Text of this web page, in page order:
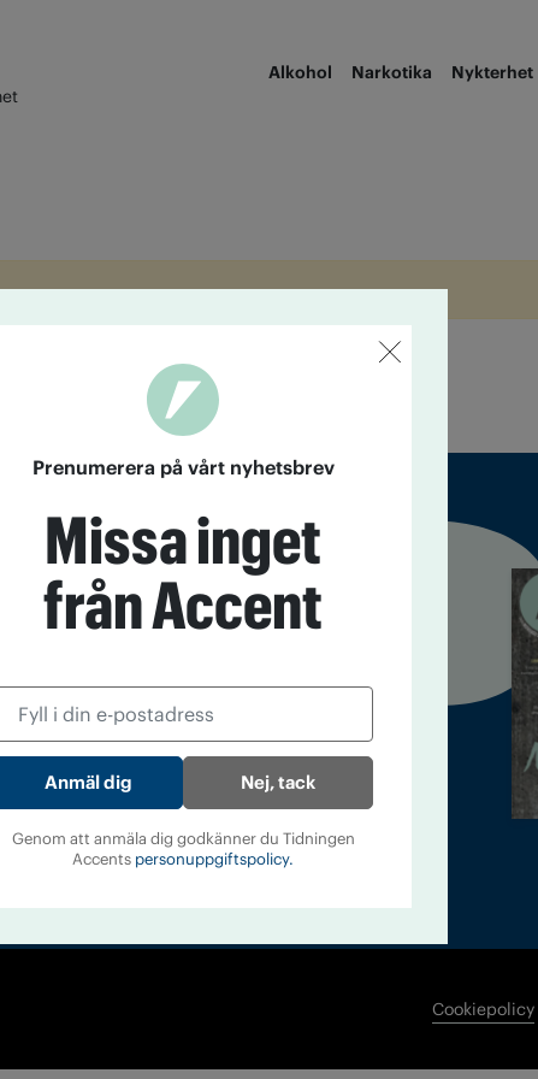
Alkohol Narkotika Nykterhet
nykterhet
116 33 Stockholm
Janson Lundkvist,
Cookiepolicy
Prenumerera på vårt nyhetsbrev
Missa inget
från Accent
Nej, tack
Genom att anmäla dig godkänner du Tidningen
Accents personuppgiftspolicy.